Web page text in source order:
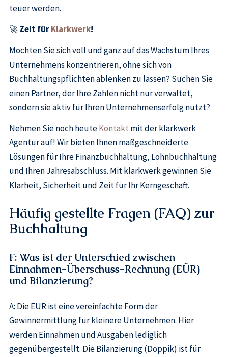
teuer werden.
🚀Zeit fürKlarkwerk!
Möchten Sie sich voll und ganz auf das Wachstum Ihres
Unternehmens konzentrieren, ohne sich von
Buchhaltungspflichten ablenken zu lassen? Suchen Sie
einen Partner, der Ihre Zahlen nicht nur verwaltet,
sondern sie aktiv für Ihren Unternehmenserfolg nutzt?
Nehmen Sie noch heuteKontakt mit der klarkwerk
Agentur auf! Wir bieten Ihnen maßgeschneiderte
Lösungen für Ihre Finanzbuchhaltung, Lohnbuchhaltung
und Ihren Jahresabschluss. Mit klarkwerk gewinnen Sie
Klarheit, Sicherheit und Zeit für Ihr Kerngeschäft.
Häufig gestellte Fragen (FAQ) zur
Buchhaltung
F: Was ist der Unterschied zwischen
Einnahmen-Überschuss-Rechnung (EÜR)
und Bilanzierung?
A: Die EÜR ist eine vereinfachte Form der
Gewinnermittlung für kleinere Unternehmen. Hier
werden Einnahmen und Ausgaben lediglich
gegenübergestellt. Die Bilanzierung (Doppik) ist für